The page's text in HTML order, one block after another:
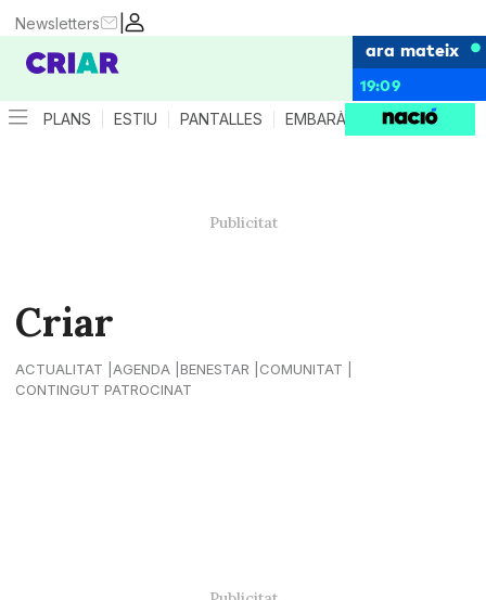
|
Newsletters
ara mateix
19:09
PLANS ESTIU PANTALLES EMBARÀS CRIANÇA
Criar
ACTUALITAT AGENDA BENESTAR
COMUNITAT
CONTINGUT PATROCINAT